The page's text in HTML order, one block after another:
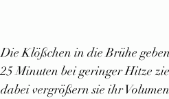
Die Klößchen in die Brühe
25 Minuten bei geringer Hitze
dabei vergrößern sie ihr